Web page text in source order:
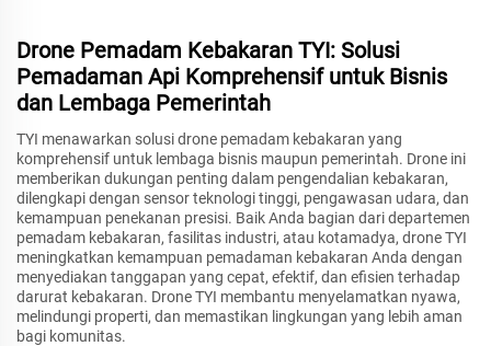
Drone Pemadam Kebakaran TYI: Solusi
Pemadaman Api Komprehensif untuk Bisnis
dan Lembaga Pemerintah
TYI menawarkan solusi drone pemadam kebakaran yang
komprehensif untuk lembaga bisnis maupun pemerintah. Drone ini
memberikan dukungan penting dalam pengendalian kebakaran,
dilengkapi dengan sensor teknologi tinggi, pengawasan udara, dan
kemampuan penekanan presisi. Baik Anda bagian dari departemen
pemadam kebakaran, fasilitas industri, atau kotamadya, drone TYI
meningkatkan kemampuan pemadaman kebakaran Anda dengan
menyediakan tanggapan yang cepat, efektif, dan efisien terhadap
darurat kebakaran. Drone TYI membantu menyelamatkan nyawa,
melindungi properti, dan memastikan lingkungan yang lebih aman
bagi komunitas.